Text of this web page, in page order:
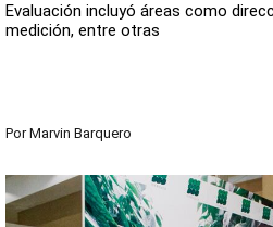
Evaluación incluyó áreas como
medición, entre otras
Por Marvin Barquero